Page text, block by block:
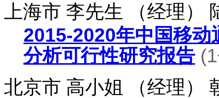
上海市 李先生 （经理）
2015-2020年中国移
分析可行性研究报告(1
北京市 高小姐 （经理）